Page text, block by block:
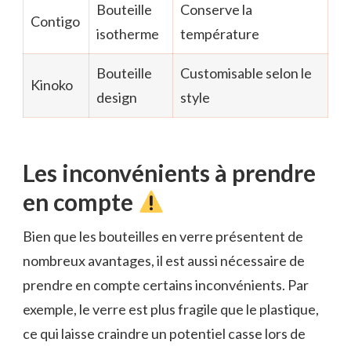
Contigo
Bouteille
isotherme
Conserve la
température
Kinoko
Bouteille
design
Customisable selon le
style
Les inconvénients à prendre
en compte
Bien que les bouteilles en verre présentent de
nombreux avantages, il est aussi nécessaire de
prendre en compte certains inconvénients. Par
exemple, le verre est plus fragile que le plastique,
ce qui laisse craindre un potentiel casse lors de